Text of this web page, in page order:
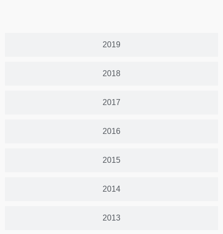
2019
2018
2017
2016
2015
2014
2013